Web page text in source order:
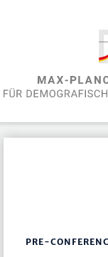
PRE-